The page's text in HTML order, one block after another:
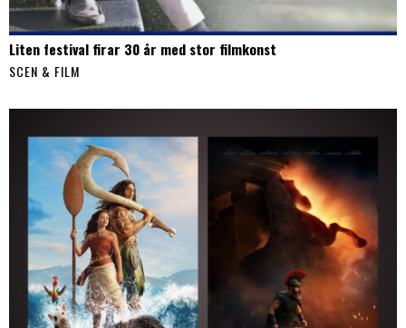
Liten festival firar 30 år med stor filmkonst
SCEN & FILM